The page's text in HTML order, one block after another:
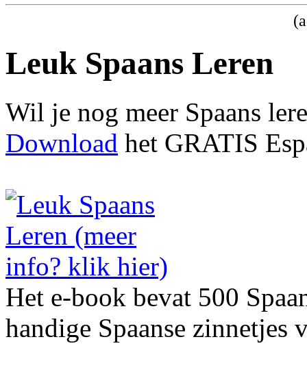
Leuk Spaans Leren
Wil je nog meer Spaans
Download het GRATIS
Het e-book bevat 500
handige Spaanse zinnetjes